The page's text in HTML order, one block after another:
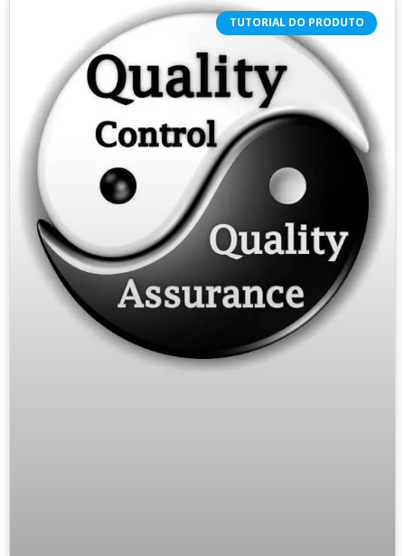
TUTORIAL DO PRODUTO